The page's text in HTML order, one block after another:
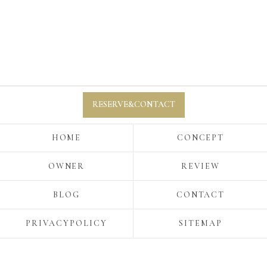
RESERVE&CONTACT
HOME CONCEPT
OWNER REVIEW
BLOG CONTACT
PRIVACYPOLICY SITEMAP